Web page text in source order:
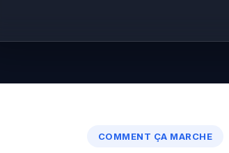
COMMENT ÇA MARCHE